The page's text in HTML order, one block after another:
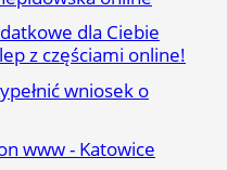
dla Ciebie
z częściami online!
wniosek o
www - Katowice